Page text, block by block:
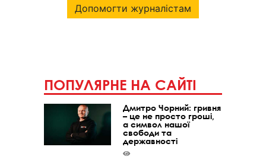
Допомогти журналістам
ПОПУЛЯРНЕ НА САЙТІ
Дмитро Чорний: гривня
– це не просто гроші,
а символ нашої
свободи та
державності